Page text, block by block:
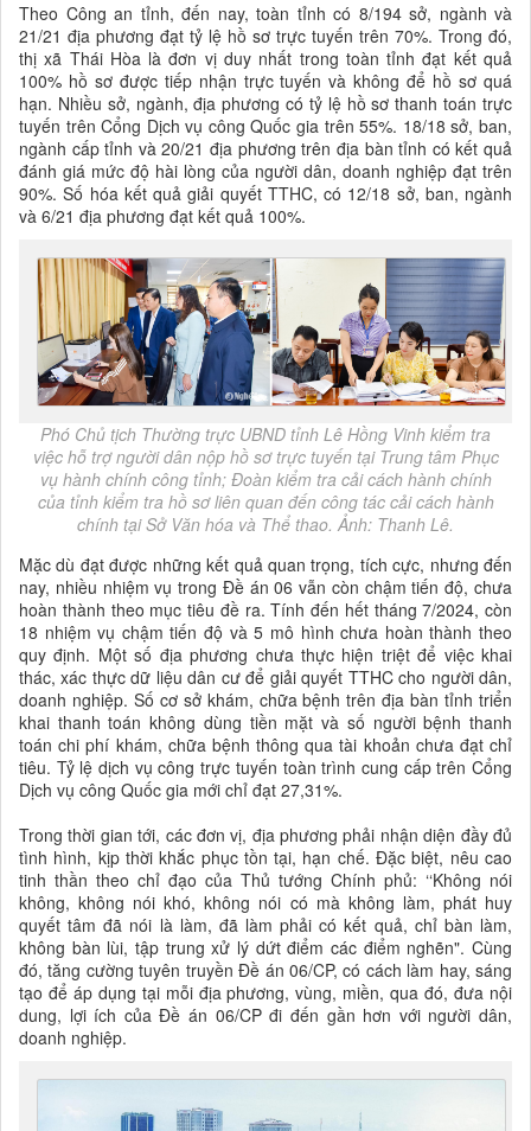
Theo Công an tỉnh, đến nay, toàn tỉnh có 8/194 sở, ngành và
21/21 địa phương đạt tỷ lệ hồ sơ trực tuyến trên 70%. Trong đó,
thị xã Thái Hòa là đơn vị duy nhất trong toàn tỉnh đạt kết quả
100% hồ sơ được tiếp nhận trực tuyến và không để hồ sơ quá
hạn. Nhiều sở, ngành, địa phương có tỷ lệ hồ sơ thanh toán trực
tuyến trên Cổng Dịch vụ công Quốc gia trên 55%. 18/18 sở, ban,
ngành cấp tỉnh và 20/21 địa phương trên địa bàn tỉnh có kết quả
đánh giá mức độ hài lòng của người dân, doanh nghiệp đạt trên
90%. Số hóa kết quả giải quyết TTHC, có 12/18 sở, ban, ngành
và 6/21 địa phương đạt kết quả 100%.
Phó Chủ tịch Thường trực UBND tỉnh Lê Hồng Vinh kiểm tra
việc hỗ trợ người dân nộp hồ sơ trực tuyến tại Trung tâm Phục
vụ hành chính công tỉnh; Đoàn kiểm tra cải cách hành chính
của tỉnh kiểm tra hồ sơ liên quan đến công tác cải cách hành
chính tại Sở Văn hóa và Thể thao. Ảnh: Thanh Lê.
Mặc dù đạt được những kết quả quan trọng, tích cực, nhưng đến
nay, nhiều nhiệm vụ trong Đề án 06 vẫn còn chậm tiến độ, chưa
hoàn thành theo mục tiêu đề ra. Tính đến hết tháng 7/2024, còn
18 nhiệm vụ chậm tiến độ và 5 mô hình chưa hoàn thành theo
quy định. Một số địa phương chưa thực hiện triệt để việc khai
thác, xác thực dữ liệu dân cư để giải quyết TTHC cho người dân,
doanh nghiệp. Số cơ sở khám, chữa bệnh trên địa bàn tỉnh triển
khai thanh toán không dùng tiền mặt và số người bệnh thanh
toán chi phí khám, chữa bệnh thông qua tài khoản chưa đạt chỉ
tiêu. Tỷ lệ dịch vụ công trực tuyến toàn trình cung cấp trên Cổng
Dịch vụ công Quốc gia mới chỉ đạt 27,31%.
Trong thời gian tới, các đơn vị, địa phương phải nhận diện đầy đủ
tình hình, kịp thời khắc phục tồn tại, hạn chế. Đặc biệt, nêu cao
tinh thần theo chỉ đạo của Thủ tướng Chính phủ: ‘‘Không nói
không, không nói khó, không nói có mà không làm, phát huy
quyết tâm đã nói là làm, đã làm phải có kết quả, chỉ bàn làm,
không bàn lùi, tập trung xử lý dứt điểm các điểm nghẽn". Cùng
đó, tăng cường tuyên truyền Đề án 06/CP, có cách làm hay, sáng
tạo để áp dụng tại mỗi địa phương, vùng, miền, qua đó, đưa nội
dung, lợi ích của Đề án 06/CP đi đến gần hơn với người dân,
doanh nghiệp.